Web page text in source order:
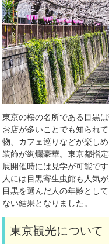
東京の桜の名所である目黒
お店が多いことでも知られ
物、カフェ巡りなどが楽し
装飾が絢爛豪華。東京都指
展開催時には見学が可能で
人には目黒寄生虫館も人気が
目黒を選んだ人の年齢とし
ない結果となりました。
東京観光について